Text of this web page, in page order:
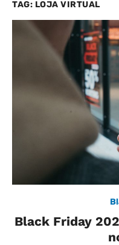
TAG: LOJA VIRTUAL
Black Friday